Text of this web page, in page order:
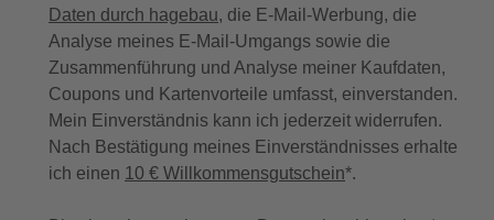
Daten durch hagebau, die E-Mail-Werbung, die
Analyse meines E-Mail-Umgangs sowie die
Zusammenführung und Analyse meiner Kaufdaten,
Coupons und Kartenvorteile umfasst, einverstanden.
Mein Einverständnis kann ich jederzeit widerrufen.
Nach Bestätigung meines Einverständnisses erhalte
ich einen 10 € Willkommensgutschein*.